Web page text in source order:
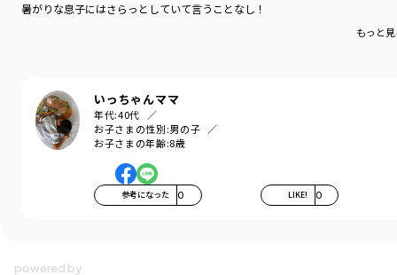
暑がりな息子にはさらっとしていて言うことなし！
もっと
いっちゃんママ
年代:40代
お子さまの性別:男の子
お子さまの年齢:8歳
参考になった 0 LIKE! 0